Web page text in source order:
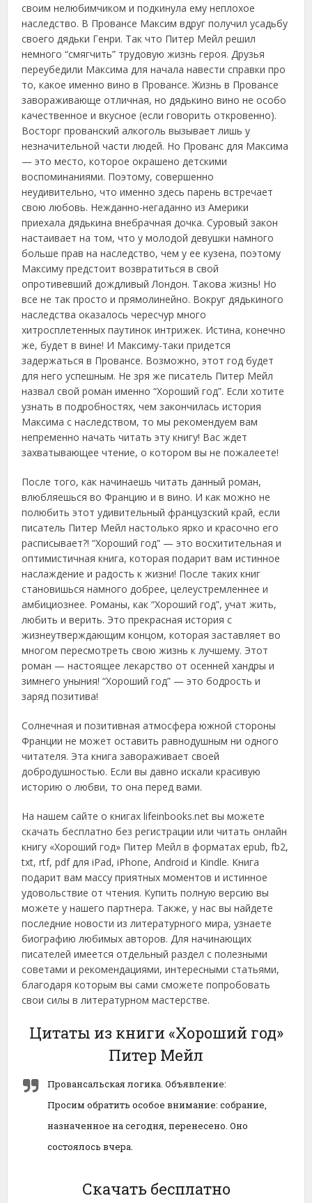
своим нелюбимчиком и подкинула ему неплохое
наследство. В Провансе Максим вдруг получил усадьбу
своего дядьки Генри. Так что Питер Мейл решил
немного “смягчить” трудовую жизнь героя. Друзья
переубедили Максима для начала навести справки про
то, какое именно вино в Провансе. Жизнь в Провансе
завораживающе отличная, но дядькино вино не особо
качественное и вкусное (если говорить откровенно).
Восторг прованский алкоголь вызывает лишь у
незначительной части людей. Но Прованс для Максима
— это место, которое окрашено детскими
воспоминаниями. Поэтому, совершенно
неудивительно, что именно здесь парень встречает
свою любовь. Нежданно-негаданно из Америки
приехала дядькина внебрачная дочка. Суровый закон
настаивает на том, что у молодой девушки намного
больше прав на наследство, чем у ее кузена, поэтому
Максиму предстоит возвратиться в свой
опротивевший дождливый Лондон. Такова жизнь! Но
все не так просто и прямолинейно. Вокруг дядькиного
наследства оказалось чересчур много
хитросплетенных паутинок интрижек. Истина, конечно
же, будет в вине! И Максиму-таки придется
задержаться в Провансе. Возможно, этот год будет
для него успешным. Не зря же писатель Питер Мейл
назвал свой роман именно “Хороший год”. Если хотите
узнать в подробностях, чем закончилась история
Максима с наследством, то мы рекомендуем вам
непременно начать читать эту книгу! Вас ждет
захватывающее чтение, о котором вы не пожалеете!
После того, как начинаешь читать данный роман,
влюбляешься во Францию и в вино. И как можно не
полюбить этот удивительный французский край, если
писатель Питер Мейл настолько ярко и красочно его
расписывает?! “Хороший год” — это восхитительная и
оптимистичная книга, которая подарит вам истинное
наслаждение и радость к жизни! После таких книг
становишься намного добрее, целеустремленнее и
амбициознее. Романы, как “Хороший год”, учат жить,
любить и верить. Это прекрасная история с
жизнеутверждающим концом, которая заставляет во
многом пересмотреть свою жизнь к лучшему. Этот
роман — настоящее лекарство от осенней хандры и
зимнего уныния! “Хороший год” — это бодрость и
заряд позитива!
Солнечная и позитивная атмосфера южной стороны
Франции не может оставить равнодушным ни одного
читателя. Эта книга завораживает своей
добродушностью. Если вы давно искали красивую
историю о любви, то она перед вами.
На нашем сайте о книгах lifeinbooks.net вы можете
скачать бесплатно без регистрации или читать онлайн
книгу «Хороший год» Питер Мейл в форматах epub, fb2,
txt, rtf, pdf для iPad, iPhone, Android и Kindle. Книга
подарит вам массу приятных моментов и истинное
удовольствие от чтения. Купить полную версию вы
можете у нашего партнера. Также, у нас вы найдете
последние новости из литературного мира, узнаете
биографию любимых авторов. Для начинающих
писателей имеется отдельный раздел с полезными
советами и рекомендациями, интересными статьями,
благодаря которым вы сами сможете попробовать
свои силы в литературном мастерстве.
Цитаты из книги «Хороший год»
Питер Мейл
Провансальская логика. Объявление:
Просим обратить особое внимание: собрание,
назначенное на сегодня, перенесено. Оно
состоялось вчера.
Скачать бесплатно